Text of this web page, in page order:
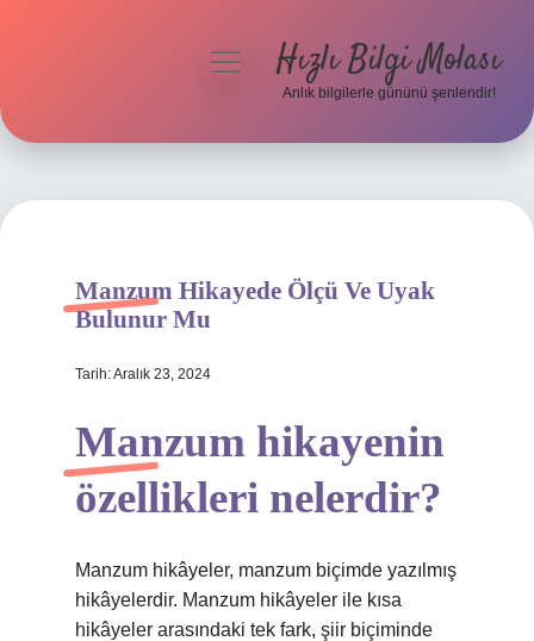
Hakkımızda
menüyüHızlı Bilgi Molası
Anlık bilgilerle gününü şenlendir!
Manzum Hikayede Ölçü Ve Uyak
Bulunur Mu
Tarih: Aralık 23, 2024
Manzum hikayenin
özellikleri nelerdir?
Manzum hikâyeler, manzum biçimde yazılmış
hikâyelerdir. Manzum hikâyeler ile kısa
hikâyeler arasındaki tek fark, şiir biçiminde